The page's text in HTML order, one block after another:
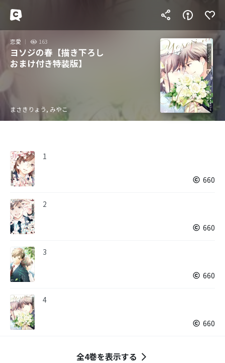
恋愛 163
ヨソジの春【描き下ろし
おまけ付き特装版】
まさきりょう, みやこ
1
660
2
660
3
660
4
660
全4巻を表示する